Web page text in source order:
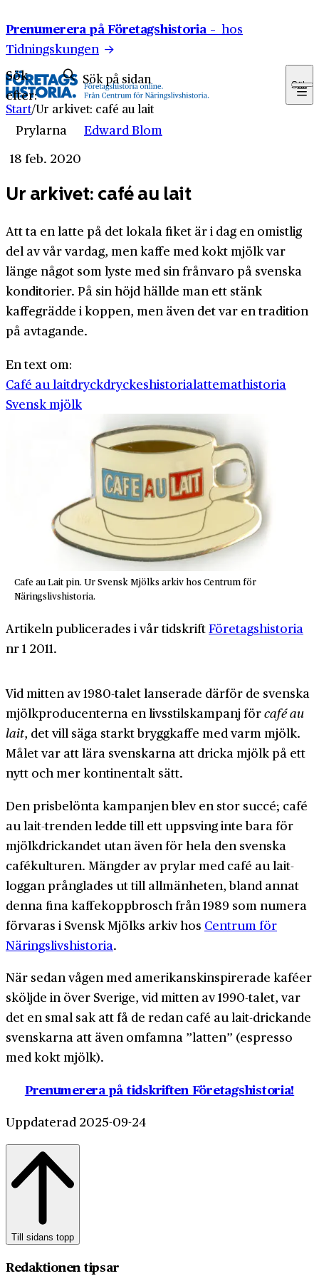
Prenumerera på Företagshistoria – hos
Tidningskungen
Sök
efter:
Sök
Start/Ur arkivet: café au lait
Prylarna
Edward Blom
18 feb. 2020
Ur arkivet: café au lait
Att ta en latte på det lokala fiket är i dag en omistlig
del av vår vardag, men kaffe med kokt mjölk var
länge något som lyste med sin frånvaro på svenska
konditorier. På sin höjd hällde man ett stänk
kaffegrädde i koppen, men även det var en tradition
på avtagande.
En text om:
Café au laitdryckdryckeshistorialattemathistoria
Svensk mjölk
Cafe au Lait pin. Ur Svensk Mjölks arkiv hos Centrum för
Näringslivshistoria.
Artikeln publicerades i vår tidskriftFöretagshistoria
nr 1 2011.
Vid mitten av 1980-talet lanserade därför de svenska
mjölkproducenterna en livsstilskampanj förcafé au
lait, det vill säga starkt bryggkaffe med varm mjölk.
Målet var att lära svenskarna att dricka mjölk på ett
nytt och mer kontinentalt sätt.
Den prisbelönta kampanjen blev en stor succé; café
au lait-trenden ledde till ett uppsving inte bara för
mjölkdrickandet utan även för hela den svenska
cafékulturen. Mängder av prylar med café au lait-
loggan prånglades ut till allmänheten, bland annat
denna fina kaffekoppbrosch från 1989 som numera
förvaras i Svensk Mjölks arkiv hos Centrum för
Näringslivshistoria.
När sedan vågen med amerikanskinspirerade kaféer
sköljde in över Sverige, vid mitten av 1990-talet, var
det en smal sak att få de redan café au lait-drickande
svenskarna att även omfamna ”latten” (espresso
med kokt mjölk).
Prenumerera på tidskriften Företagshistoria!
Uppdaterad 2025-09-24
Till sidans topp
Redaktionen tipsar